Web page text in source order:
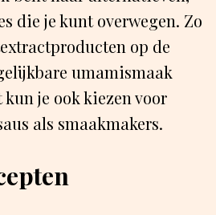
die je kunt overwegen. Zo
op de
umamismaak
je ook kiezen voor
als smaakmakers.